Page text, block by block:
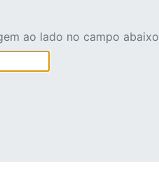
ao lado no campo abaixo